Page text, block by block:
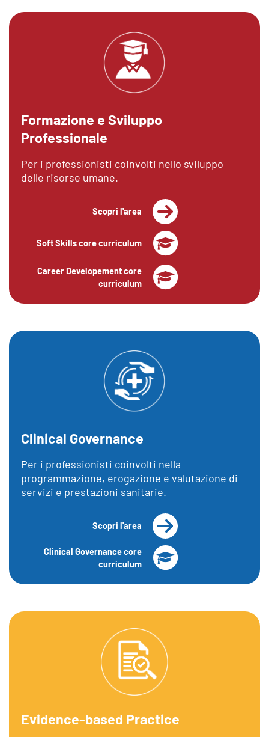
Formazione e Sviluppo
Professionale
Per i professionisti coinvolti nello sviluppo
delle risorse umane.
Scopri l'area
Soft Skills core curriculum
Career Developement core
curriculum
Clinical Governance
Per i professionisti coinvolti nella
programmazione, erogazione e valutazione di
servizi e prestazioni sanitarie.
Scopri l'area
Clinical Governance core
curriculum
Evidence-based Practice